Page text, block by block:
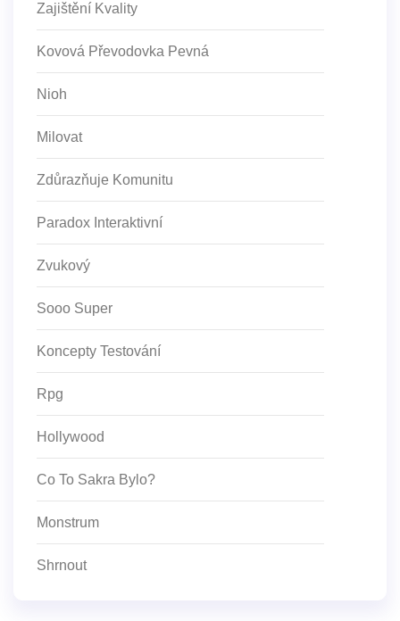
Zajištění Kvality
Kovová Převodovka Pevná
Nioh
Milovat
Zdůrazňuje Komunitu
Paradox Interaktivní
Zvukový
Sooo Super
Koncepty Testování
Rpg
Hollywood
Co To Sakra Bylo?
Monstrum
Shrnout